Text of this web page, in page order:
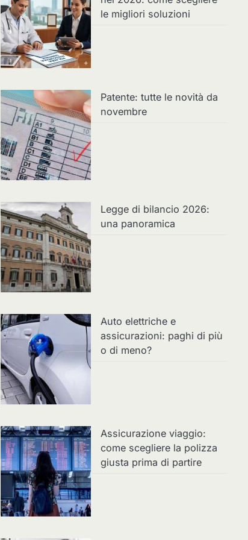
le migliori soluzioni
Patente: tutte le novità da
novembre
Legge di bilancio 2026:
una panoramica
Auto elettriche e
assicurazioni: paghi di più
o di meno?
Assicurazione viaggio:
come scegliere la polizza
giusta prima di partire